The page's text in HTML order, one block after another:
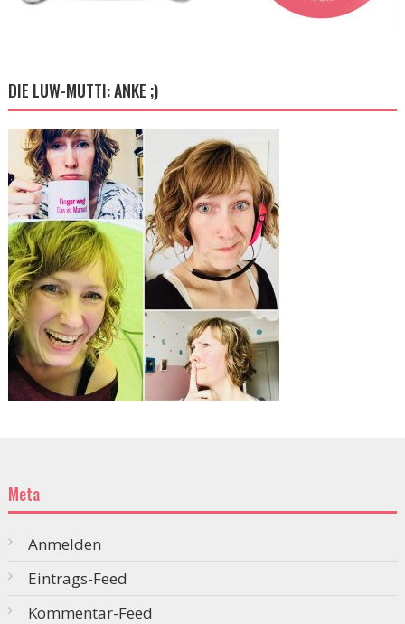
DIE LUW-MUTTI: ANKE ;)
Meta
Anmelden
Eintrags-Feed
Kommentar-Feed